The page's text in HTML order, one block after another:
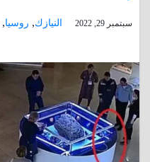
سبتمبر 29, 2022 النيازك, روسيا,